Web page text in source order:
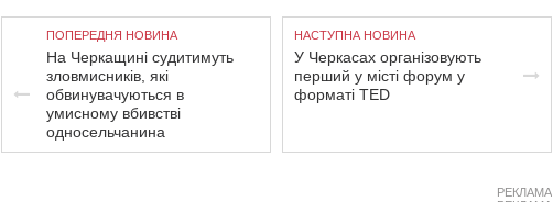
ПОПЕРЕДНЯ НОВИНА
На Черкащині судитимуть
зловмисників, які
обвинувачуються в
умисному вбивстві
односельчанина
НАСТУПНА НОВИНА
У Черкасах організовують
перший у місті форум у
форматі TED
РЕКЛАМА